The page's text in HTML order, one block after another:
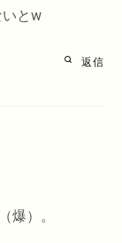
とw
返信
爆）。